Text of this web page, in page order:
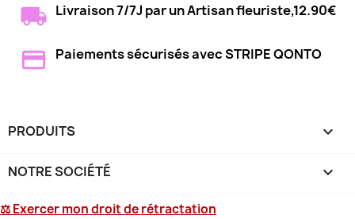
Livraison 7/7J par un Artisan fleuriste,12.90€
Paiements sécurisés avec STRIPE QONTO
PRODUITS 
NOTRE SOCIÉTÉ 
⚖ Exercer mon droit de rétractation